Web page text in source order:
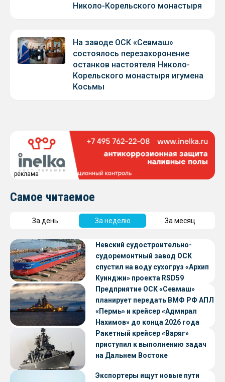
Николо-Корельского монастыря
На заводе ОСК «Севмаш»
состоялось перезахоронение
останков настоятеля Николо-
Корельского монастыря игумена
Косьмы
реклама
Самое читаемое
За день За неделю За месяц
Невский судостроительно-
судоремонтный завод ОСК
спустил на воду сухогруз «Архип
Куинджи» проекта RSD59
Предприятие ОСК «Севмаш»
планирует передать ВМФ РФ АПЛ
«Пермь» и крейсер «Адмирал
Нахимов» до конца 2026 года
Ракетный крейсер «Варяг»
приступил к выполнению задач
на Дальнем Востоке
Экспортеры ищут новые пути